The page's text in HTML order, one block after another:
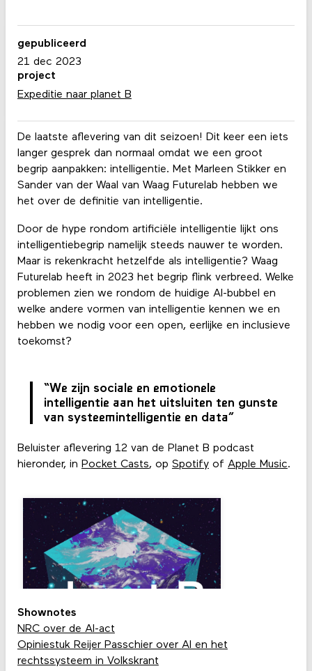
De laatste aflevering van dit seizoen! Dit keer een iets
langer gesprek dan normaal omdat we een groot
begrip aanpakken: intelligentie. Met Marleen Stikker en
Sander van der Waal van Waag Futurelab hebben we
het over de definitie van intelligentie.
Door de hype rondom artificiële intelligentie lijkt ons
intelligentiebegrip namelijk steeds nauwer te worden.
Maar is rekenkracht hetzelfde als intelligentie? Waag
Futurelab heeft in 2023 het begrip flink verbreed. Welke
problemen zien we rondom de huidige AI-bubbel en
welke andere vormen van intelligentie kennen we en
hebben we nodig voor een open, eerlijke en inclusieve
toekomst?
“We zijn sociale en emotionele
intelligentie aan het uitsluiten ten gunste
van systeemintelligentie en data”
Beluister aflevering 12 van de Planet B podcast
hieronder, in Pocket Casts, op Spotifyof Apple Music.
Shownotes
NRC over de AI-act
Opiniestuk Reijer Passchier over AI en het
rechtssysteem in Volkskrant
gepubliceerd
21 dec 2023
project
Expeditie naar planet B